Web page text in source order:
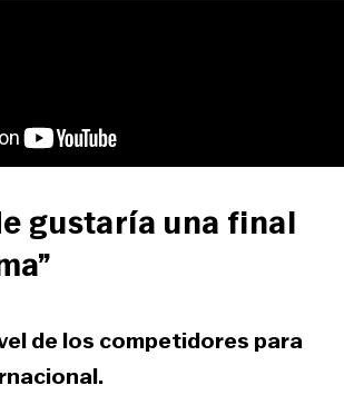
gustaría una final
de los competidores para